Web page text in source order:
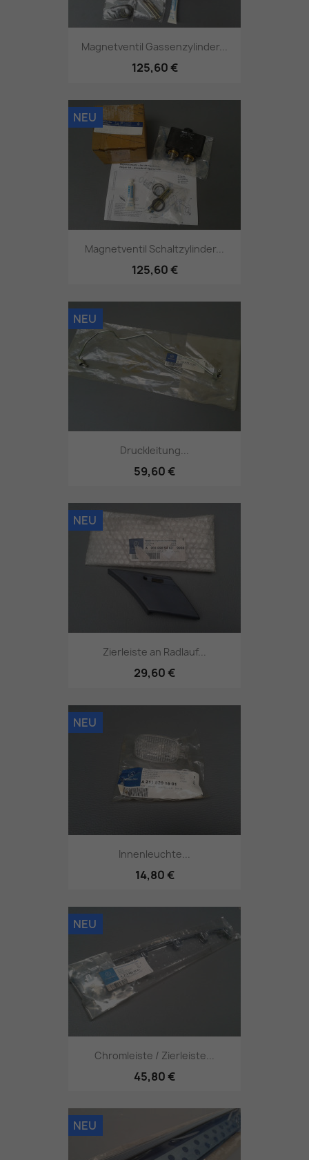
Magnetventil Gassenzylinder...
125,60 €
Magnetventil Schaltzylinder...
125,60 €
NEU
Druckleitung...
59,60 €
NEU
Zierleiste an Radlauf...
29,60 €
NEU
Innenleuchte...
14,80 €
NEU
Chromleiste / Zierleiste...
45,80 €
NEU
NEU